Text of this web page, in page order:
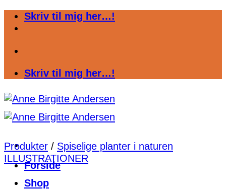
FortsætSkriv til mig her…!
Skriv til mig her…!
Forside
Shop
Produkter / Spiselige planter i naturen
ILLUSTRATIONER